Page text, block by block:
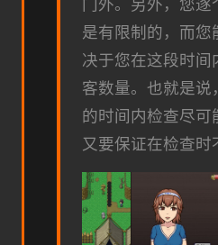
门外。另外，您逐
是有限制的，而您
决于您在这段时间
客数量。也就是说
的时间内检查尽可
又要保证在检查时